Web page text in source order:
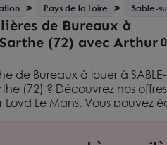
Pays de la Loire Sable-
de Bureaux à
(72) avec Arthur
de Bureaux à louer à SABLE-
(72) ? Découvrez nos
Le Mans. Vous pouvez